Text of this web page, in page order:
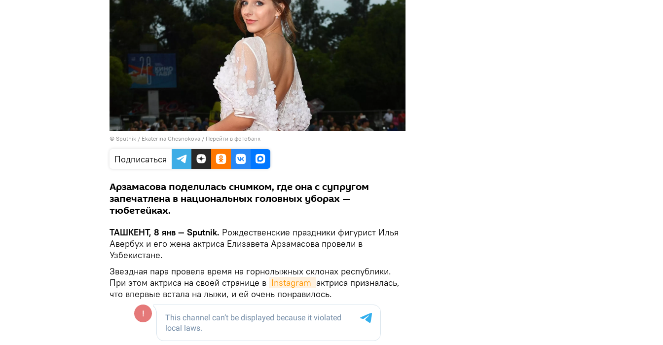
© Sputnik / Ekaterina Chesnokova / Перейти в фотобанк
Подписаться
Арзамасова поделилась снимком, где она с супругом
запечатлена в национальных головных уборах —
тюбетейках.
ТАШКЕНТ, 8 янв — Sputnik. Рождественские праздники фигурист Илья
Авербух и его жена актриса Елизавета Арзамасова провели в
Узбекистане.
Звездная пара провела время на горнолыжных склонах республики.
При этом актриса на своей странице в Instagram актриса призналась,
что впервые встала на лыжи, и ей очень понравилось.